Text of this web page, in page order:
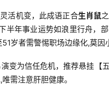
活机变，此成语正合生肖鼠
半年事业运势如浪里行舟，
岁者需警惕职场边缘化,莫因
变为信任危机，推荐悬挂【
需注意肝胆健康。